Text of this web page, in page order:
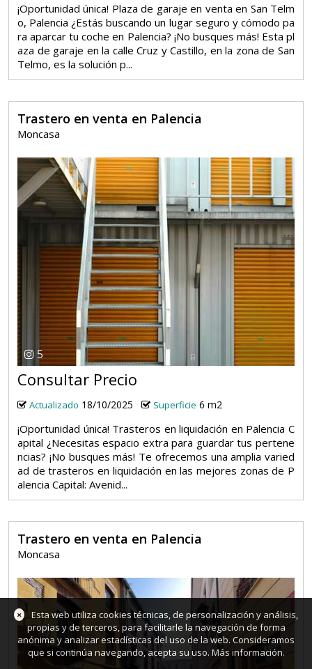
¡Oportunidad única! Plaza de garaje en venta en San Telm
o, Palencia ¿Estás buscando un lugar seguro y cómodo pa
ra aparcar tu coche en Palencia? ¡No busques más! Esta pl
aza de garaje en la calle Cruz y Castillo, en la zona de San
Telmo, es la solución p...
Trastero en venta en Palencia
Moncasa
5
Consultar Precio
Actualizado 18/10/2025 Superficie 6 m2
¡Oportunidad única! Trasteros en liquidación en Palencia C
apital ¿Necesitas espacio extra para guardar tus pertene
ncias? ¡No busques más! Te ofrecemos una amplia varied
ad de trasteros en liquidación en las mejores zonas de P
alencia Capital: Avenid...
Trastero en venta en Palencia
Moncasa
×
Esta web utiliza cookies técnicas, de personalización y análisis,
propias y de terceros, para facilitarle la navegación de forma
anónima y analizar estadísticas del uso de la web. Consideramos
que si continúa navegando, acepta su uso. Más información.